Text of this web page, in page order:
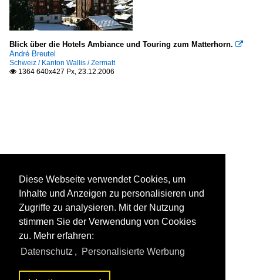
Blick über die Hotels Ambiance und Touring zum Matterhorn. 
André Breutel
Schweiz / Kanton Wallis / Zermatt
 1364 640x427 Px, 23.12.2006
Diese Webseite verwendet Cookies, um
Inhalte und Anzeigen zu personalisieren und
Zugriffe zu analysieren. Mit der Nutzung
stimmen Sie der Verwendung von Cookies
zu. Mehr erfahren:
Datenschutz , Personalisierte Werbung